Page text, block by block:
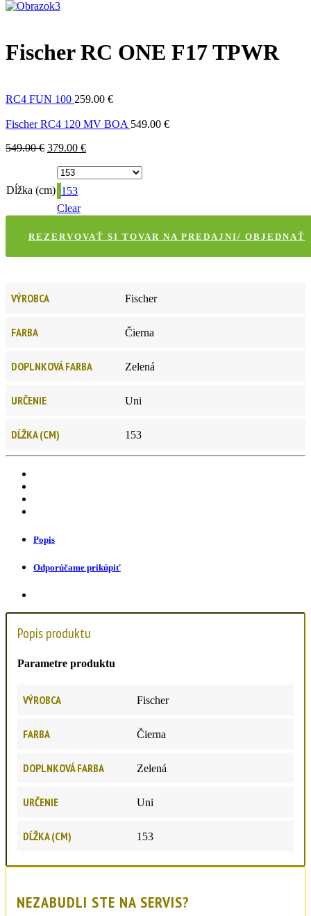
Fischer RC ONE F17 TPWR
RC4 FUN 100 259.00 €
Fischer RC4 120 MV BOA 549.00 €
549.00€ 379.00 €
Dĺžka (cm) 153
Clear
REZERVOVAŤ SI TOVAR NA PREDAJNI/ OBJEDNAŤ
VÝROBCA Fischer
FARBA Čierna
DOPLNKOVÁ FARBA Zelená
URČENIE Uni
DĹŽKA (CM) 153
Popis
Odporúčame prikúpiť
Popis produktu
Parametre produktu
VÝROBCA Fischer
FARBA Čierna
DOPLNKOVÁ FARBA Zelená
URČENIE Uni
DĹŽKA (CM) 153
NEZABUDLI STE NA SERVIS?